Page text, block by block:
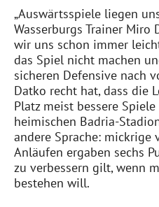
„Auswärtsspiele liegen
Wasserburgs Trainer Miro
wir uns schon immer
das Spiel nicht machen
sicheren Defensive nach
Datko recht hat, dass die
Platz meist bessere
heimischen Badria-
andere Sprache: mickrige
Anläufen ergaben sechs
zu verbessern gilt, wenn
bestehen will.